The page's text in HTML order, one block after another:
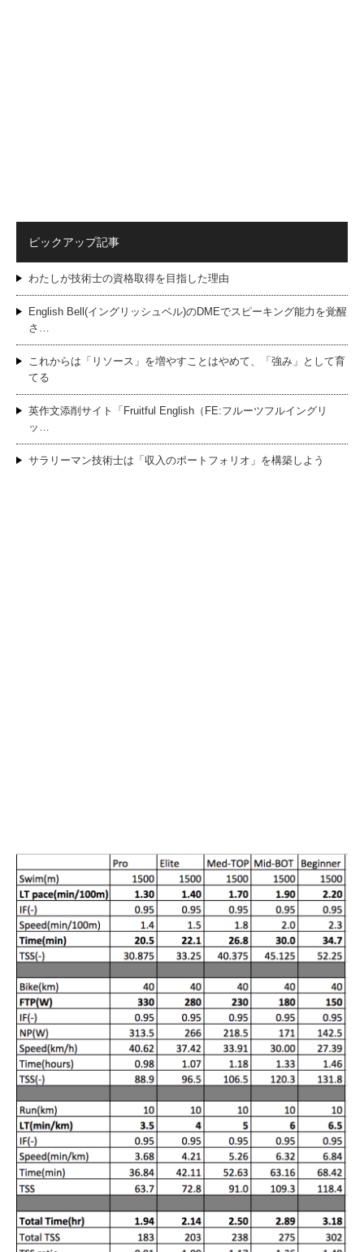
ピックアップ記事
わたしが技術士の資格取得を目指した理由
English Bell(イングリッシュベル)のDMEでスピーキング能力を覚醒
さ…
これからは「リソース」を増やすことはやめて、「強み」として育
てる
英作文添削サイト「Fruitful English（FE:フルーツフルイングリ
ッ…
サラリーマン技術士は「収入のポートフォリオ」を構築しよう